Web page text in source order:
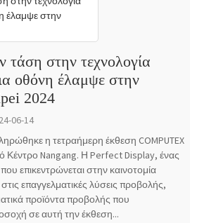
τάση στην τεχνολογία
οθόνη έλαμψε στην
2024
06-14
η τετραήμερη έκθεση COMPUTEX
Κέντρο Nangang. Η Perfect Display, ένας
επικεντρώνεται στην καινοτομία
επαγγελματικές λύσεις προβολής,
προϊόντα προβολής που
σε αυτή την έκθεση...